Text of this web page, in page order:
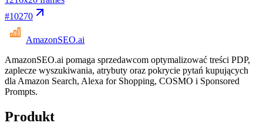
#10270
AmazonSEO.ai
AmazonSEO.ai pomaga sprzedawcom optymalizować treści PDP,
zaplecze wyszukiwania, atrybuty oraz pokrycie pytań kupujących
dla Amazon Search, Alexa for Shopping, COSMO i Sponsored
Prompts.
Produkt